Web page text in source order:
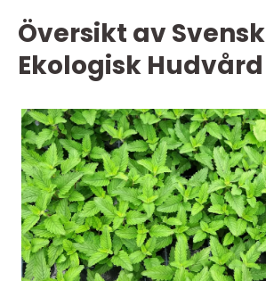
Översikt av Svensk
Ekologisk Hudvård